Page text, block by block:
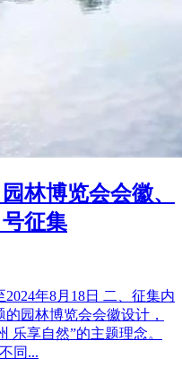
林博览会会徽、
征集
年8月18日 二、征集内
园林博览会会徽设计，
乐享自然”的主题理念。
同...